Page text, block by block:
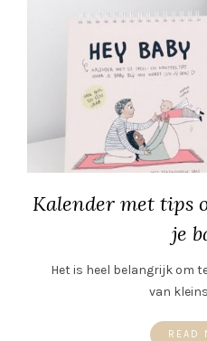
Kalender met tips
je
Het is heel belangrijk om
van
READ